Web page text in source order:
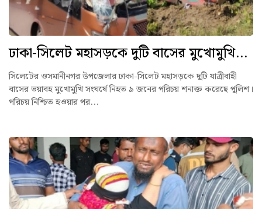
ঢাকা-সিলেট মহাসড়কে দুটি বাসের মুখোমুখি...
সিলেটের ওসমানীনগর উপজেলার ঢাকা-সিলেট মহাসড়কে দুটি যাত্রীবাহী
বাসের ভয়াবহ মুখোমুখি সংঘর্ষে নিহত ৯ জনের পরিচয় শনাক্ত করেছে পুলিশ।
পরিচয় নিশ্চিত হওয়ার পর...